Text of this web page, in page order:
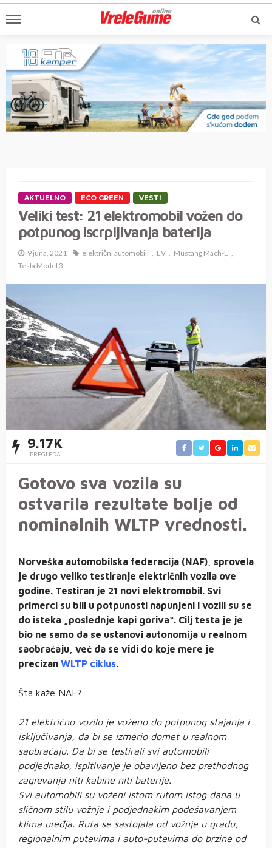
AKTUELNO ECO GREEN VESTI
Veliki test: 21 elektromobil vožen do
potpunog iscrpljivanja baterija
9 juna, 2021 električni automobili EV
Mustang Mach-E
Tesla Model 3
9.17K
PREGLEDA
Gotovo sva vozila su
ostvarila rezultate bolje od
nominalnih WLTP vrednosti.
Norveška automobilska federacija (NAF), sprovela
je drugo veliko testiranje električnih vozila ove
godine. Testiran je 21 novi elektromobil. Svi
primerci su bili u potpunosti napunjeni i vozili su se
do isteka „poslednje kapi goriva“. Cilj testa je je
bio ne samo da se ustanovi autonomija u realnom
saobraćaju, već da se vidi do koje mere je
precizan WLTP ciklus.
Šta kaže NAF?
21 električno vozilo je voženo do potpunog stajanja i
isključivanja, da bi se izmerio domet u realnom
saobraćaju. Da bi se testirali svi automobili
podjednako, ispitivanje je obavljeno bez prethodnog
zagrevanja niti kabine niti baterije.
Svi automobili su voženi istom rutom istog dana u
sličnom stilu vožnje i podjednakim podešavanjem
klima uređja. Ruta se sastojala od vožnje u gradu,
regionalnim putevima i auto-putevima do brzine od